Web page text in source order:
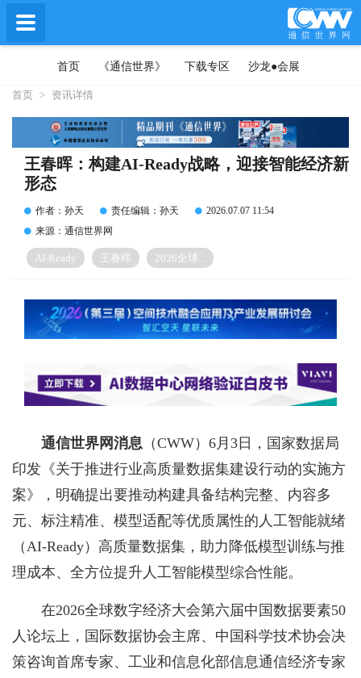
首页 《通信世界》 下载专区 沙龙●会展
首页 > 资讯详情
王春晖：构建AI-Ready战略，迎接智能经济新
形态
作者：孙天 责任编辑：孙天
2026.07.07 11:54
来源：通信世界网
AI-Ready 王春晖 2026全球...
通信世界网消息 （CWW） 6月3日，国家数据局
印发《关于推进行业高质量数据集建设行动的实施方
案》，明确提出要推动构建具备结构完整、内容多
元、标注精准、模型适配等优质属性的人工智能就绪
（AI-Ready）高质量数据集，助力降低模型训练与推
理成本、全方位提升人工智能模型综合性能。
在2026全球数字经济大会第六届中国数据要素50
人论坛上，国际数据协会主席、中国科学技术协会决
策咨询首席专家、工业和信息化部信息通信经济专家